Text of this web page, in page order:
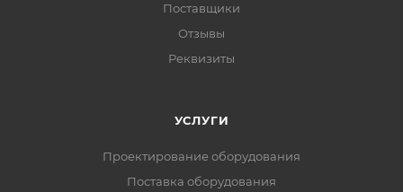
Поставщики
Отзывы
Реквизиты
УСЛУГИ
Проектирование оборудования
Поставка оборудования